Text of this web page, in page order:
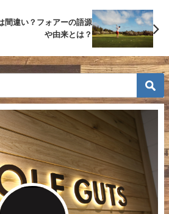
間違い？フォアーの語源
や由来とは？